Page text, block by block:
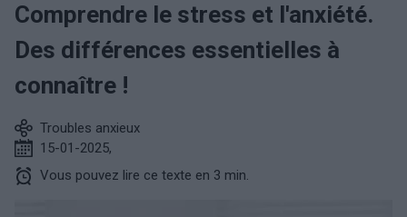
Comprendre le stress et l'anxiété.
Des différences essentielles à
connaître !
Troubles anxieux
15-01-2025,
Vous pouvez lire ce texte en 3 min.